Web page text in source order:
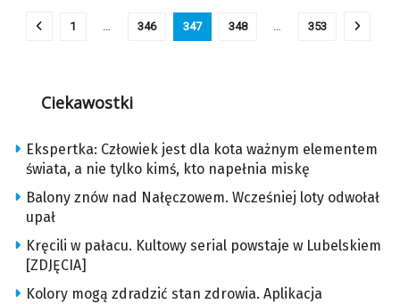
1 … 346 347 348 … 353
Ciekawostki
Ekspertka: Człowiek jest dla kota ważnym elementem
świata, a nie tylko kimś, kto napełnia miskę
Balony znów nad Nałęczowem. Wcześniej loty odwołał
upał
Kręcili w pałacu. Kultowy serial powstaje w Lubelskiem
[ZDJĘCIA]
Kolory mogą zdradzić stan zdrowia. Aplikacja